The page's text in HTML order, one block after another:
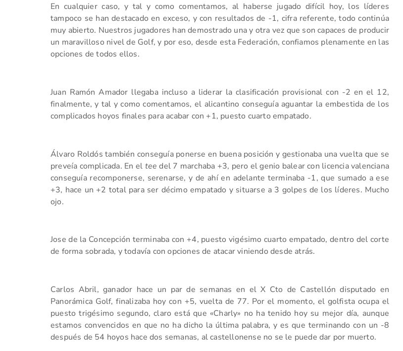
En cualquier caso, y tal y como comentamos, al haberse jugado difícil hoy, los líderes
tampoco se han destacado en exceso, y con resultados de -1, cifra referente, todo continúa
muy abierto. Nuestros jugadores han demostrado una y otra vez que son capaces de producir
un maravilloso nivel de Golf, y por eso, desde esta Federación, confiamos plenamente en las
opciones de todos ellos.
Juan Ramón Amador llegaba incluso a liderar la clasificación provisional con -2 en el 12,
finalmente, y tal y como comentamos, el alicantino conseguía aguantar la embestida de los
complicados hoyos finales para acabar con +1, puesto cuarto empatado.
Álvaro Roldós también conseguía ponerse en buena posición y gestionaba una vuelta que se
preveía complicada. En el tee del 7 marchaba +3, pero el genio balear con licencia valenciana
conseguía recomponerse, serenarse, y de ahí en adelante terminaba -1, que sumado a ese
+3, hace un +2 total para ser décimo empatado y situarse a 3 golpes de los líderes. Mucho
ojo.
Jose de la Concepción terminaba con +4, puesto vigésimo cuarto empatado, dentro del corte
de forma sobrada, y todavía con opciones de atacar viniendo desde atrás.
Carlos Abril, ganador hace un par de semanas en el X Cto de Castellón disputado en
Panorámica Golf, finalizaba hoy con +5, vuelta de 77. Por el momento, el golfista ocupa el
puesto trigésimo segundo, claro está que «Charly» no ha tenido hoy su mejor día, aunque
estamos convencidos en que no ha dicho la última palabra, y es que terminando con un -8
después de 54 hoyos hace dos semanas, al castellonense no se le puede dar por muerto.